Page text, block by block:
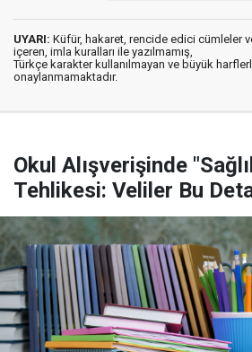
UYARI: Küfür, hakaret, rencide edici cümleler
içeren, imla kuralları ile yazılmamış,
Türkçe karakter kullanılmayan ve büyük
onaylanmamaktadır.
Okul Alışverişinde
Tehlikesi: Veliler Bu